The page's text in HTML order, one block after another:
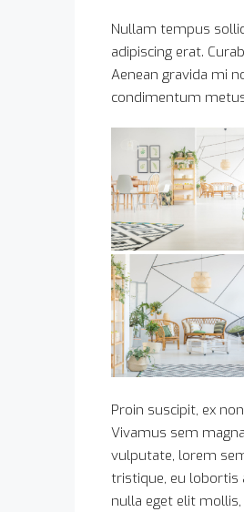
Nullam tempus
adipiscing erat.
Aenean gravida mi
condimentum
Proin suscipit, ex
Vivamus sem
vulputate, lorem
tristique, eu lobortis
nulla eget elit